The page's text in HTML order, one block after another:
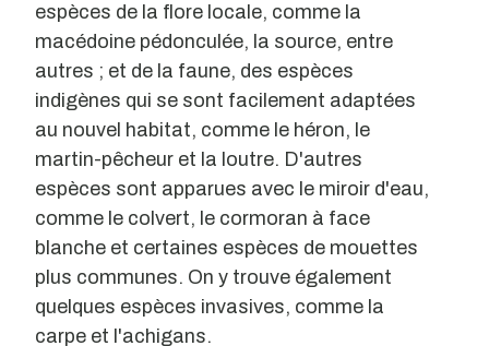
espèces de la flore locale, comme la
macédoine pédonculée, la source, entre
autres ; et de la faune, des espèces
indigènes qui se sont facilement adaptées
au nouvel habitat, comme le héron, le
martin-pêcheur et la loutre. D'autres
espèces sont apparues avec le miroir d'eau,
comme le colvert, le cormoran à face
blanche et certaines espèces de mouettes
plus communes. On y trouve également
quelques espèces invasives, comme la
carpe et l'achigans.